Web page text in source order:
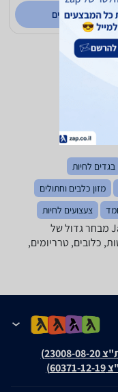
לפרטים נוספים
בגדים לחיות
מזון כלבים וחתולים
צעצועים לחיות
מיטות, כלובים ומלונות - ‏50 - 100 ‏Jaango מבחר גדול של
כלובים, טרריומים,
20)